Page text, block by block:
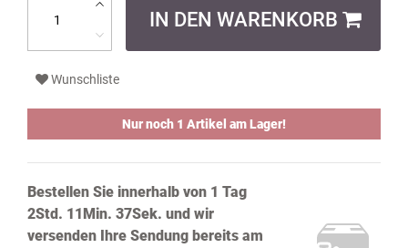
IN DEN WARENKORB
Wunschliste
Nur noch 1 Artikel am Lager!
Bestellen Sie innerhalb von 1 Tag
2Std. 11Min. 37Sek. und wir
versenden Ihre Sendung bereits am